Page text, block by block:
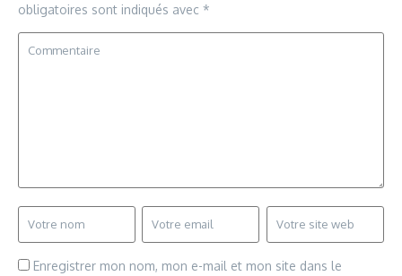
obligatoires sont indiqués avec *
Enregistrer mon nom, mon e-mail et mon site dans le